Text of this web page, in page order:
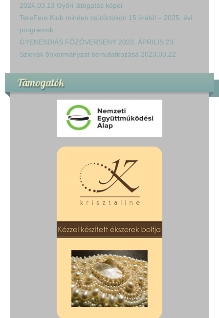
2024,03,13 Győri látogatás képei
TereFere Klub minden csütörtökön 15 órától – 2025. évi
programok
GYENESDIÁS FŐZŐVERSENY 2023. ÁPRILIS 23.
Szlovák önkormányzat bemutatkozása 2023,03,22
Támogatók